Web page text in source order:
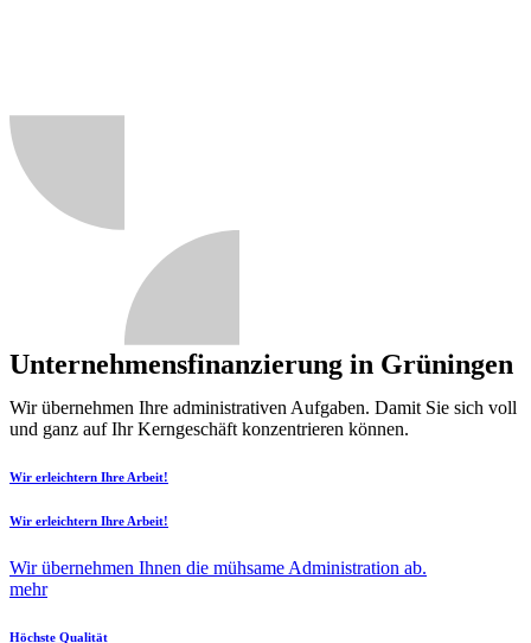
Unternehmensfinanzierung in Grüningen
Wir übernehmen Ihre administrativen Aufgaben. Damit Sie sich voll
und ganz auf Ihr Kerngeschäft konzentrieren können.
Wir erleichtern Ihre Arbeit!
Wir erleichtern Ihre Arbeit!
Wir übernehmen Ihnen die mühsame Administration ab.
mehr
Höchste Qualität